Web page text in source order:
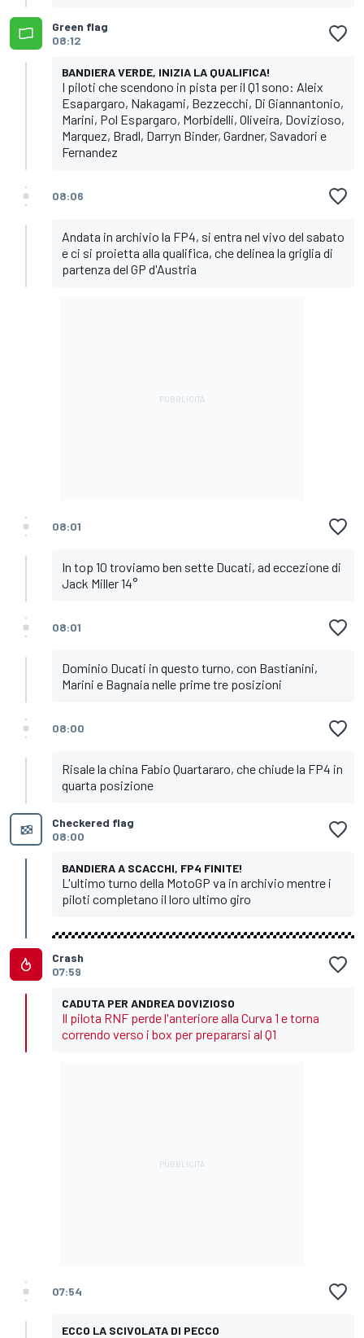
Green flag
08:12
BANDIERA VERDE, INIZIA LA QUALIFICA!
I piloti che scendono in pista per il Q1 sono: Aleix
Esapargaro, Nakagami, Bezzecchi, Di Giannantonio,
Marini, Pol Espargaro, Morbidelli, Oliveira, Dovizioso,
Marquez, Bradl, Darryn Binder, Gardner, Savadori e
Fernandez
08:06
Andata in archivio la FP4, si entra nel vivo del sabato
e ci si proietta alla qualifica, che delinea la griglia di
partenza del GP d'Austria
08:01
In top 10 troviamo ben sette Ducati, ad eccezione di
Jack Miller 14°
08:01
Dominio Ducati in questo turno, con Bastianini,
Marini e Bagnaia nelle prime tre posizioni
08:00
Risale la china Fabio Quartararo, che chiude la FP4 in
quarta posizione
Checkered flag
08:00
BANDIERA A SCACCHI, FP4 FINITE!
L'ultimo turno della MotoGP va in archivio mentre i
piloti completano il loro ultimo giro
Crash
07:59
CADUTA PER ANDREA DOVIZIOSO
Il pilota RNF perde l'anteriore alla Curva 1 e torna
correndo verso i box per prepararsi al Q1
07:54
ECCO LA SCIVOLATA DI PECCO